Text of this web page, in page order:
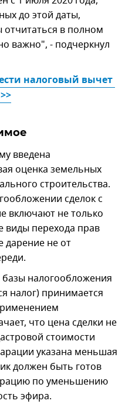
до этой даты,
в полном
важно", - подчеркнул
налоговый вычет
введена
оценка земельных
строительства.
сделок с
включают не только
виды перехода прав
дарение не от
налогообложения
налог) принимается
что цена сделки не
стоимости
указана меньшая
должен быть готов
по уменьшению
эфира.